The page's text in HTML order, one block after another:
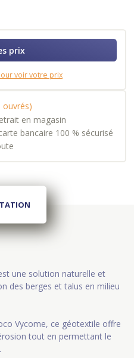
prix
voir votre prix
ouvrés)
en magasin
bancaire 100 % sécurisé
une solution naturelle et
des berges et talus en milieu
Vycome, ce géotextile offre
tout en permettant le